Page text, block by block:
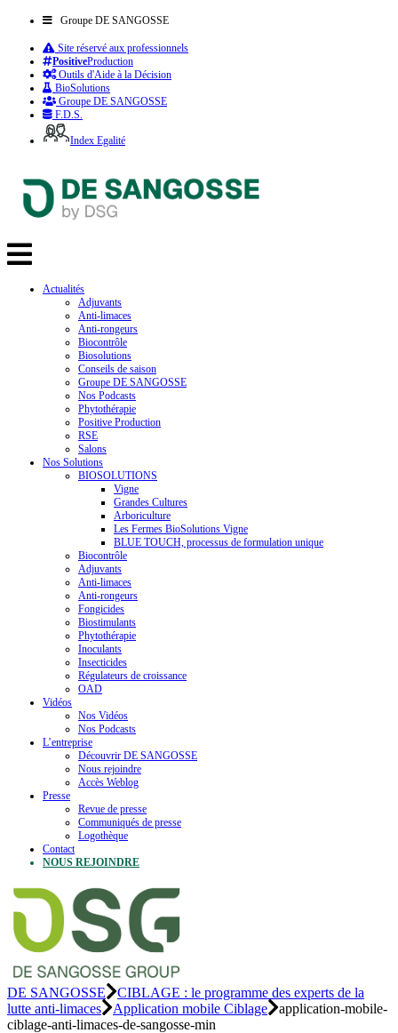
Groupe DE SANGOSSE
Site réservé aux professionnels
PositiveProduction
Outils d'Aide à la Décision
BioSolutions
Groupe DE SANGOSSE
F.D.S.
Index Egalité
Actualités
Adjuvants
Anti-limaces
Anti-rongeurs
Biocontrôle
Biosolutions
Conseils de saison
Groupe DE SANGOSSE
Nos Podcasts
Phytothérapie
Positive Production
RSE
Salons
Nos Solutions
BIOSOLUTIONS
Vigne
Grandes Cultures
Arboriculture
Les Fermes BioSolutions Vigne
BLUE TOUCH, processus de formulation unique
Biocontrôle
Adjuvants
Anti-limaces
Anti-rongeurs
Fongicides
Biostimulants
Phytothérapie
Inoculants
Insecticides
Régulateurs de croissance
OAD
Vidéos
Nos Vidéos
Nos Podcasts
L’entreprise
Découvrir DE SANGOSSE
Nous rejoindre
Accès Weblog
Presse
Revue de presse
Communiqués de presse
Logothèque
Contact
NOUS REJOINDRE
DE SANGOSSE
CIBLAGE : le programme des experts de la
lutte anti-limaces
Application mobile Ciblage
application-mobile-
ciblage-anti-limaces-de-sangosse-min